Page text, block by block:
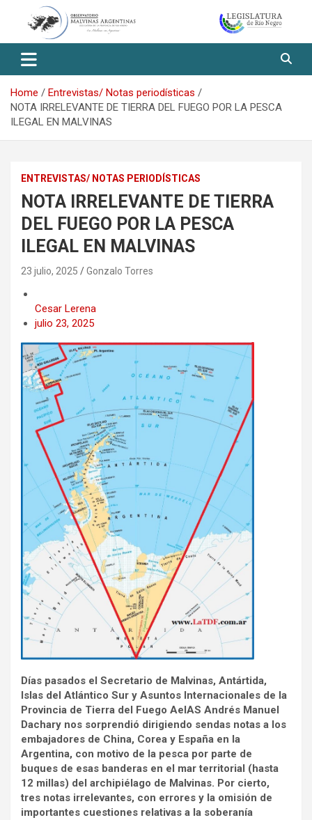
Observatorio Malvinas – Río
Negro
Home
Entrevistas/ Notas periodísticas
NOTA IRRELEVANTE DE TIERRA DEL FUEGO POR LA PESCA
ILEGAL EN MALVINAS
ENTREVISTAS/ NOTAS PERIODÍSTICAS
NOTA IRRELEVANTE DE TIERRA
DEL FUEGO POR LA PESCA
ILEGAL EN MALVINAS
23 julio, 2025 Gonzalo Torres
Cesar Lerena
julio 23, 2025
Días pasados el Secretario de Malvinas, Antártida,
Islas del Atlántico Sur y Asuntos Internacionales de la
Provincia de Tierra del Fuego AeIAS Andrés Manuel
Dachary nos sorprendió dirigiendo sendas notas a los
embajadores de China, Corea y España en la
Argentina, con motivo de la pesca por parte de
buques de esas banderas en el mar territorial (hasta
12 millas) del archipiélago de Malvinas. Por cierto,
tres notas irrelevantes, con errores y la omisión de
importantes cuestiones relativas a la soberanía